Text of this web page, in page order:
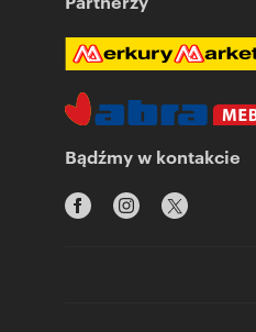
Bądźmy w kontakcie